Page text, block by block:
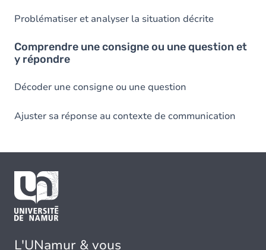
Problématiser et analyser la situation décrite
Comprendre une consigne ou une question et
y répondre
Décoder une consigne ou une question
Ajuster sa réponse au contexte de communication
L'UNamur & vous